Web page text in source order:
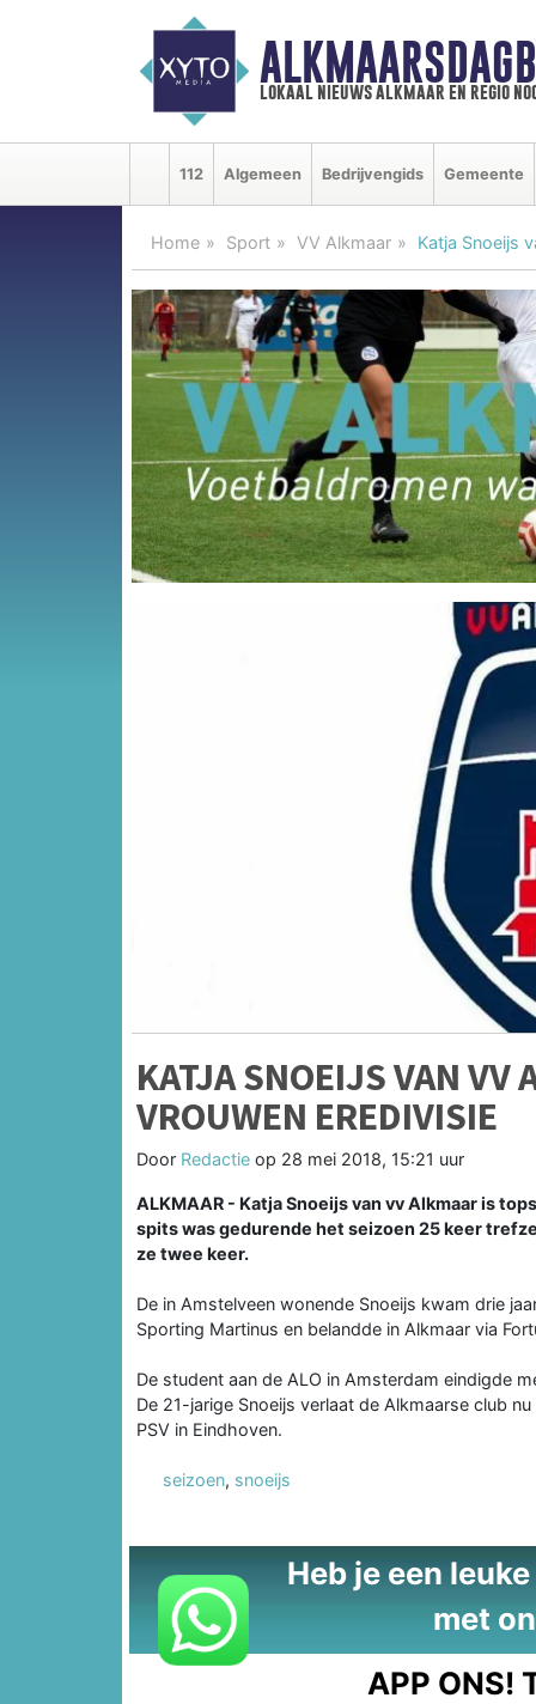
lokaal nieuws alkmaar en regio
112 Algemeen Bedrijvengids Gemeente
Home Sport VV Alkmaar Katja Snoeijs
KATJA SNOEIJS VAN VV
VROUWEN EREDIVISIE
Door Redactie op 28 mei 2018, 15:21 uur
ALKMAAR - Katja Snoeijs van vv Alkmaar is
spits was gedurende het seizoen 25 keer
ze twee keer.
De in Amstelveen wonende Snoeijs kwam drie
Sporting Martinus en belandde in Alkmaar via
De student aan de ALO in Amsterdam eindigde
De 21-jarige Snoeijs verlaat de Alkmaarse club
PSV in Eindhoven.
seizoen, snoeijs
Heb je een
met
APP ONS!